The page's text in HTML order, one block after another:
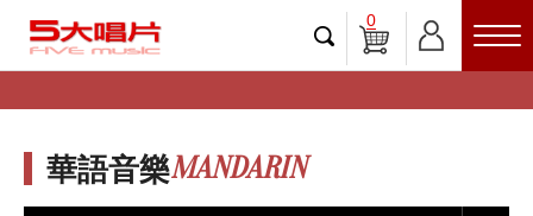
0
華語音樂MANDARIN